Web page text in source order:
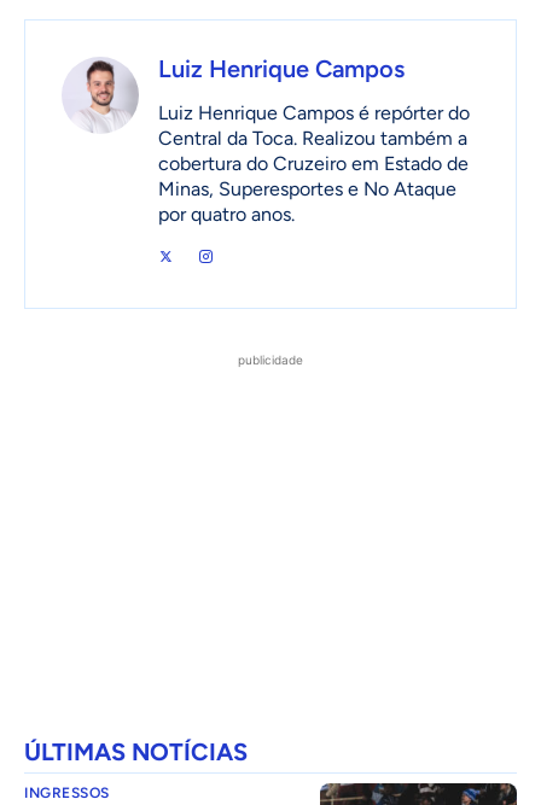
Luiz Henrique Campos
Luiz Henrique Campos é repórter do
Central da Toca. Realizou também a
cobertura do Cruzeiro em Estado de
Minas, Superesportes e No Ataque
por quatro anos.
publicidade
ÚLTIMAS NOTÍCIAS
INGRESSOS